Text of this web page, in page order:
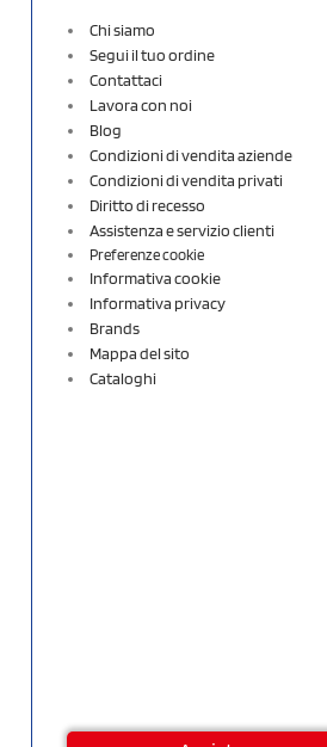
Chi siamo
Segui il tuo ordine
Contattaci
Lavora con noi
Blog
Condizioni di vendita aziende
Condizioni di vendita privati
Diritto di recesso
Assistenza e servizio clienti
Preferenze cookie
Informativa cookie
Informativa privacy
Brands
Mappa del sito
Cataloghi